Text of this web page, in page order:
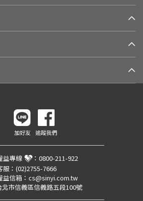
加好友 追蹤我們
益專線 ： 0800-211-922
： (02)2755-7666
信箱： cs@sinyi.com.tw
北市信義區信義路五段100號